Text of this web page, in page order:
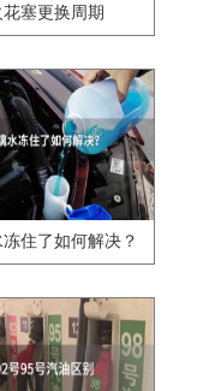
花塞更换周期
住了如何解决？